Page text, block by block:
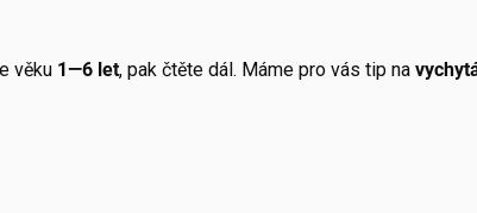
věku 1—6 let, pak čtěte dál. Máme pro vás tip na